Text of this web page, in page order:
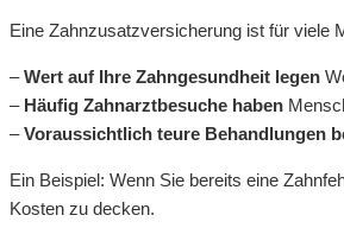
Eine Zahnzusatzversicherung ist für viele
–Wert auf Ihre Zahngesundheit legen
– Häufig Zahnarztbesuche haben
–Voraussichtlich teure Behandlungen
Ein Beispiel: Wenn Sie bereits eine
Kosten zu decken.